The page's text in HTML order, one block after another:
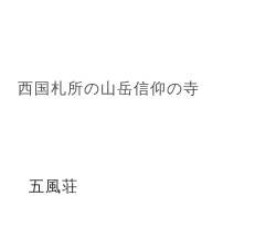
西国札所の山岳信仰の寺
五風荘